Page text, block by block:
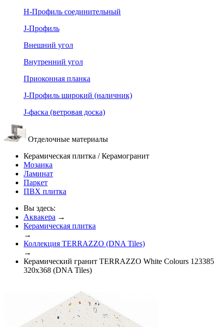
Н-Профиль соединительный
J-Профиль
Внешний угол
Внутренний угол
Приоконная планка
J-Профиль широкий (наличник)
J-фаска (ветровая доска)
Отделочные материалы
Керамическая плитка / Керамогранит
Мозаика
Ламинат
Паркет
ПВХ плитка
Вы здесь:
Аквакера →
Керамическая плитка
→
Коллекция TERRAZZO (DNA Tiles)
→
Керамический гранит TERRAZZO White Colours 123385
320x368 (DNA Tiles)